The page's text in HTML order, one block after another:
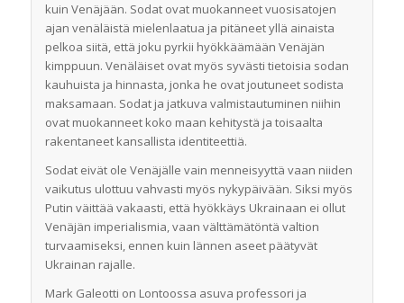
kuin Venäjään. Sodat ovat muokanneet vuosisatojen
ajan venäläistä mielenlaatua ja pitäneet yllä ainaista
pelkoa siitä, että joku pyrkii hyökkäämään Venäjän
kimppuun. Venäläiset ovat myös syvästi tietoisia sodan
kauhuista ja hinnasta, jonka he ovat joutuneet sodista
maksamaan. Sodat ja jatkuva valmistautuminen niihin
ovat muokanneet koko maan kehitystä ja toisaalta
rakentaneet kansallista identiteettiä.
Sodat eivät ole Venäjälle vain menneisyyttä vaan niiden
vaikutus ulottuu vahvasti myös nykypäivään. Siksi myös
Putin väittää vakaasti, että hyökkäys Ukrainaan ei ollut
Venäjän imperialismia, vaan välttämätöntä valtion
turvaamiseksi, ennen kuin lännen aseet päätyvät
Ukrainan rajalle.
Mark Galeotti on Lontoossa asuva professori ja